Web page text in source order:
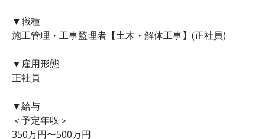
▼職種
施工管理・工事監理者【土木・解体工事】(正社員)
▼雇用形態
正社員
▼給与
＜予定年収＞
350万円〜500万円